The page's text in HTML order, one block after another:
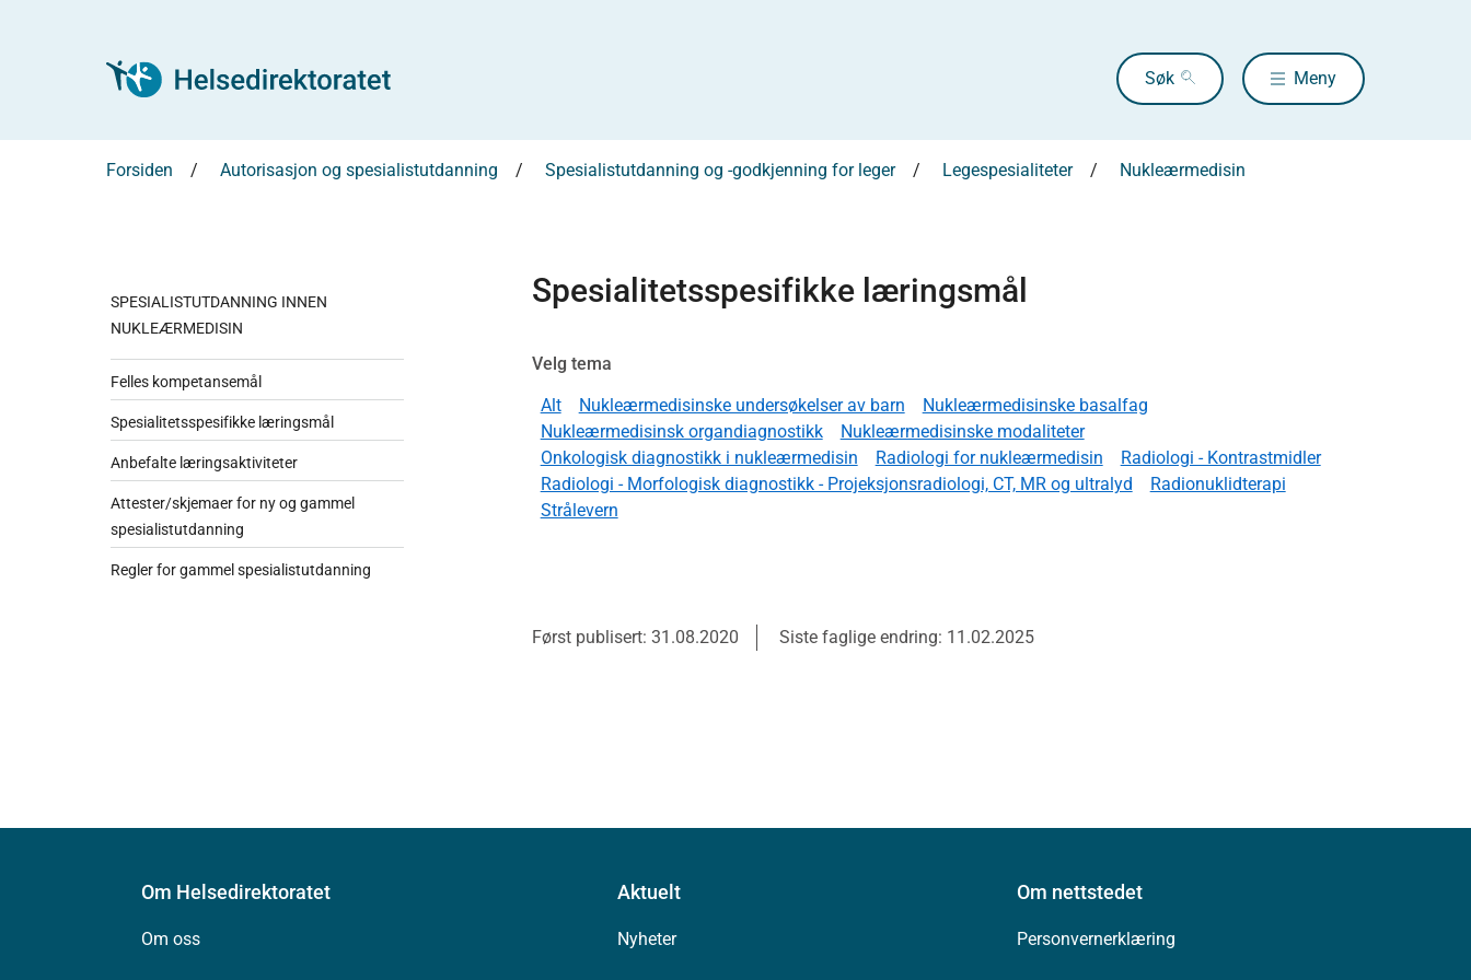
Søk Meny
Forsiden Autorisasjon og spesialistutdanning Spesialistutdanning og -godkjenning for leger Legespesialiteter Nukleærmedisin
SPESIALISTUTDANNING INNEN
NUKLEÆRMEDISIN
Felles kompetansemål
Spesialitetsspesifikke læringsmål
Anbefalte læringsaktiviteter
Attester/skjemaer for ny og gammel
spesialistutdanning
Regler for gammel spesialistutdanning
Spesialitetsspesifikke læringsmål
Velg tema
Alt Nukleærmedisinske undersøkelser av barn
Nukleærmedisinske basalfag
Nukleærmedisinsk organdiagnostikk
Nukleærmedisinske modaliteter
Onkologisk diagnostikk i nukleærmedisin
Radiologi for nukleærmedisin
Radiologi - Kontrastmidler
Radiologi - Morfologisk diagnostikk - Projeksjonsradiologi, CT, MR og ultralyd
Radionuklidterapi
Strålevern
Først publisert: 31.08.2020 Siste faglige endring: 11.02.2025
Om Helsedirektoratet
Om oss
Aktuelt
Nyheter
Om nettstedet
Personvernerklæring